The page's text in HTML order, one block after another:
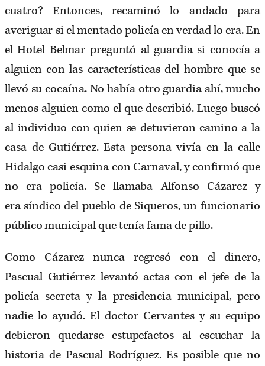
cuatro? Entonces, recaminó lo andado para
averiguar si el mentado policía en verdad lo era. En
el Hotel Belmar preguntó al guardia si conocía a
alguien con las características del hombre que se
llevó su cocaína. No había otro guardia ahí, mucho
menos alguien como el que describió. Luego buscó
al individuo con quien se detuvieron camino a la
casa de Gutiérrez. Esta persona vivía en la calle
Hidalgo casi esquina con Carnaval, y confirmó que
no era policía. Se llamaba Alfonso Cázarez y
era síndico del pueblo de Siqueros, un funcionario
público municipal que tenía fama de pillo.
Como Cázarez nunca regresó con el dinero,
Pascual Gutiérrez levantó actas con el jefe de la
policía secreta y la presidencia municipal, pero
nadie lo ayudó. El doctor Cervantes y su equipo
debieron quedarse estupefactos al escuchar la
historia de Pascual Rodríguez. Es posible que no